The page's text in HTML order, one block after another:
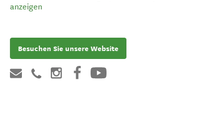
anzeigen
Besuchen Sie unsere Website